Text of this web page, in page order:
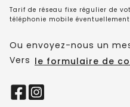
Tarif de réseau fixe régulier de
téléphonie mobile
Ou envoyez-nous un
Vers le formulaire de